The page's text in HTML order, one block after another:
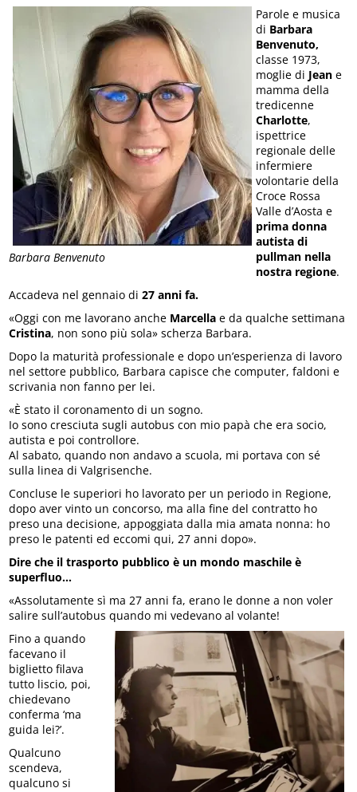
Barbara Benvenuto
Parole e musica
di Barbara
Benvenuto,
classe 1973,
moglie di Jean e
mamma della
tredicenne
Charlotte,
ispettrice
regionale delle
infermiere
volontarie della
Croce Rossa
Valle d’Aosta e
prima donna
autista di
pullman nella
nostra regione.
Accadeva nel gennaio di27 anni fa.
«Oggi con me lavorano anche Marcella e da qualche settimana
Cristina, non sono più sola» scherza Barbara.
Dopo la maturità professionale e dopo un’esperienza di lavoro
nel settore pubblico, Barbara capisce che computer, faldoni e
scrivania non fanno per lei.
«È stato il coronamento di un sogno.
Io sono cresciuta sugli autobus con mio papà che era socio,
autista e poi controllore.
Al sabato, quando non andavo a scuola, mi portava con sé
sulla linea di Valgrisenche.
Concluse le superiori ho lavorato per un periodo in Regione,
dopo aver vinto un concorso, ma alla fine del contratto ho
preso una decisione, appoggiata dalla mia amata nonna: ho
preso le patenti ed eccomi qui, 27 anni dopo».
Dire che il trasporto pubblico è un mondo maschile è
superfluo…
«Assolutamente sì ma 27 anni fa, erano le donne a non voler
salire sull’autobus quando mi vedevano al volante!
Fino a quando
facevano il
biglietto filava
tutto liscio, poi,
chiedevano
conferma ‘ma
guida lei?’.
Qualcuno
scendeva,
qualcuno si